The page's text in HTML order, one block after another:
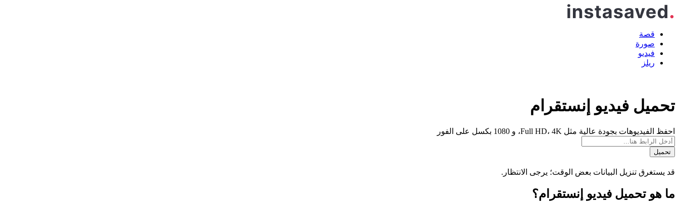
قصة
صورة
فيديو
ريلز
تحميل فيديو إنستقرام
احفظ الفيديوهات بجودة عالية مثل Full HD، 4K، و 1080 بكسل على الفور
تحميل
قد يستغرق تنزيل البيانات بعض الوقت؛ يرجى الانتظار.
ما هو تحميل فيديو إنستقرام؟